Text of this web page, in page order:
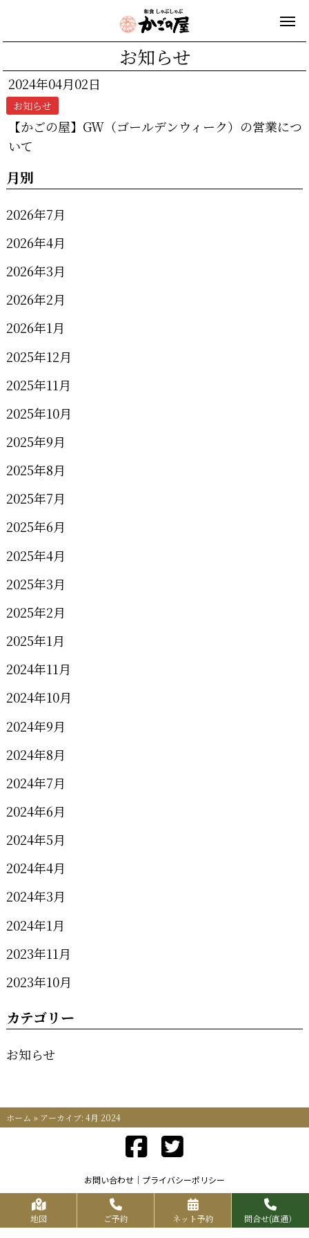
お知らせ
2024年04月02日
お知らせ
【かごの屋】GW（ゴールデンウィーク）の営業につ
いて
月別
2026年7月
2026年4月
2026年3月
2026年2月
2026年1月
2025年12月
2025年11月
2025年10月
2025年9月
2025年8月
2025年7月
2025年6月
2025年4月
2025年3月
2025年2月
2025年1月
2024年11月
2024年10月
2024年9月
2024年8月
2024年7月
2024年6月
2024年5月
2024年4月
2024年3月
2024年1月
2023年11月
2023年10月
カテゴリー
お知らせ
ホーム » アーカイブ: 4月 2024
お問い合わせ プライバシーポリシー
Copyrights KR FOOD SERVICE All Rights Reserved.
地図 ご予約 ネット予約 問合せ(直通）